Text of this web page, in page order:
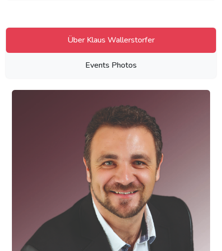
Über Klaus Wallerstorfer
Events Photos